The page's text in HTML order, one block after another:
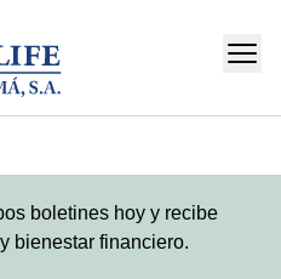
boletines hoy y recibe
bienestar financiero.